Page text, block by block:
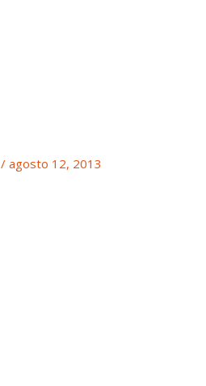
/ agosto 12, 2013